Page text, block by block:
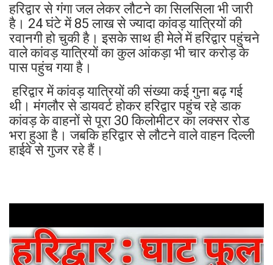
हरिद्वार से गंगा जल लेकर लौटने का सिलसिला भी जारी
है। 24 घंटे में 85 लाख से ज्यादा कांवड़ यात्रियों की
रवानगी हो चुकी है। इसके साथ ही मेले में हरिद्वार पहुंचने
वाले कांवड़ यात्रियों का कुल आंकड़ा भी चार करोड़ के
पास पहुंच गया है।
हरिद्वार में कांवड़ यात्रियों की संख्या कई गुना बढ़ गई
थी। मंगलौर से डायवर्ट होकर हरिद्वार पहुंच रहे डाक
कांवड़ के वाहनों से पूरा 30 किलोमीटर का लक्सर रोड
भरा हुआ है। जबकि हरिद्वार से लौटने वाले वाहन दिल्ली
हाईवे से गुजर रहे हैं।